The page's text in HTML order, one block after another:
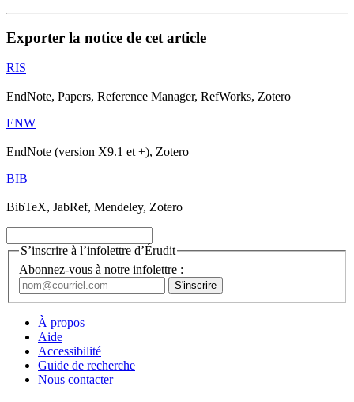
Exporter la notice de cet article
RIS
EndNote, Papers, Reference Manager, RefWorks, Zotero
ENW
EndNote (version X9.1 et +), Zotero
BIB
BibTeX, JabRef, Mendeley, Zotero
S’inscrire à l’infolettre d’Érudit
Abonnez-vous à notre infolettre :
À propos
Aide
Accessibilité
Guide de recherche
Nous contacter